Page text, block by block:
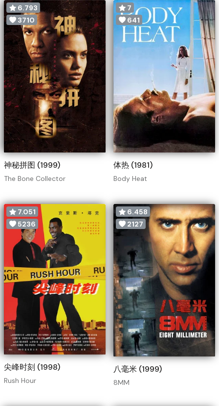
6.793
3710
神秘拼图 (1999)
The Bone Collector
7
641
体热 (1981)
Body Heat
7.051
5236
尖峰时刻 (1998)
Rush Hour
6.458
2127
八毫米 (1999)
8MM